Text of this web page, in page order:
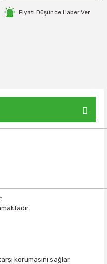
Fiyatı Düşünce Haber Ver
korumasını sağlar.